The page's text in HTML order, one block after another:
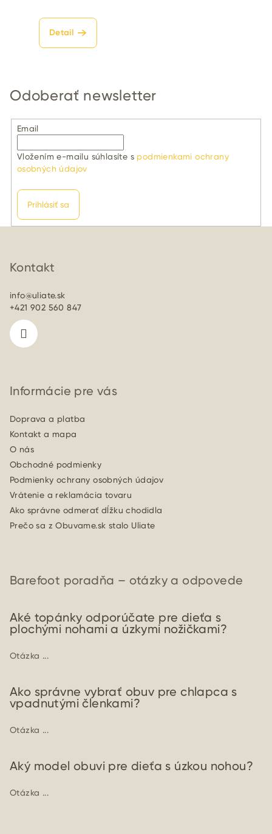
Detail
Odoberať newsletter
Email
Vložením e-mailu súhlasíte s podmienkami ochrany
osobných údajov
Prihlásiť sa
Kontakt
info@uliate.sk
+421 902 560 847
Informácie pre vás
Doprava a platba
Kontakt a mapa
O nás
Obchodné podmienky
Podmienky ochrany osobných údajov
Vrátenie a reklamácia tovaru
Ako správne odmerať dĺžku chodidla
Prečo sa z Obuvame.sk stalo Uliate
Barefoot poradňa – otázky a odpovede
Aké topánky odporúčate pre dieťa s
plochými nohami a úzkymi nožičkami?
Otázka ...
Ako správne vybrať obuv pre chlapca s
vpadnutými členkami?
Otázka ...
Aký model obuvi pre dieťa s úzkou nohou?
Otázka ...